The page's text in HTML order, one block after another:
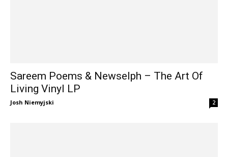
Sareem Poems & Newselph – The Art Of
Living Vinyl LP
Josh Niemyjski 2